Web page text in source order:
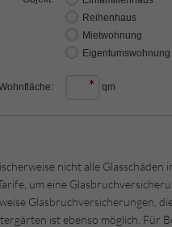
nicht alle Glasschäden
um eine
Glasbruchversicherungen,
ist ebenso möglich. Für